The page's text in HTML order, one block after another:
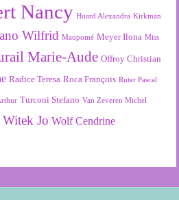
Nancy Huard Alexandra Kirkman
Wilfrid Maupomé Meyer Ilona Miss
Marie-Aude Offroy Christian
Radice Teresa Roca François Ruter Pascal
Turconi Stefano Van Zeveren Michel
Witek Jo Wolf Cendrine